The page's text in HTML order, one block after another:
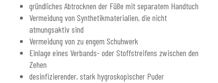
gründliches Abtrocknen der Füße mit separatem Handtuch
Vermeidung von Synthetikmaterialien, die nicht
atmungsaktiv sind
Vermeidung von zu engem Schuhwerk
Einlage eines Verbands- oder Stoffstreifens zwischen den
Zehen
desinfizierender, stark hygroskopischer Puder